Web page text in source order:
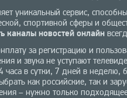
уникальный сервис,
спортивной сферы и
каналы новостей онлайн
за регистрацию и
и звука не уступают
часа в сутки, 7 дней в неделю,
как российские, так и
– нужно только